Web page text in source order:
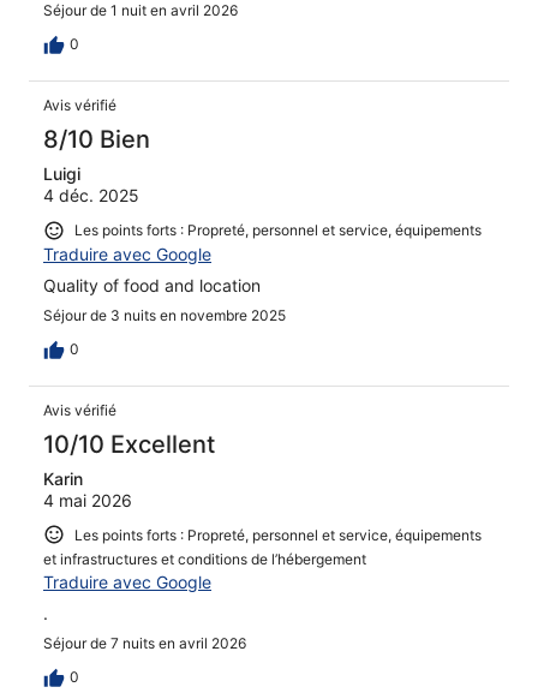
Séjour de 1 nuit en avril 2026
0
Avis vérifié
8/10 Bien
Luigi
4 déc. 2025
Les points forts : Propreté, personnel et service, équipements
Traduire avec Google
Quality of food and location
Séjour de 3 nuits en novembre 2025
0
Avis vérifié
10/10 Excellent
Karin
4 mai 2026
Les points forts : Propreté, personnel et service, équipements
et infrastructures et conditions de l’hébergement
Traduire avec Google
.
Séjour de 7 nuits en avril 2026
0